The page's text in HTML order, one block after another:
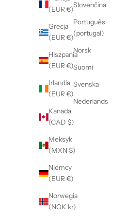
(EUR €)
Grecja
(EUR €)
Hiszpania
(EUR €)
Irlandia
(EUR €)
Kanada
(CAD $)
Meksyk
(MXN $)
Niemcy
(EUR €)
Norwegia
(NOK kr)
Slovenčina
Português
(portugal)
Norsk
Suomi
Svenska
Nederlands